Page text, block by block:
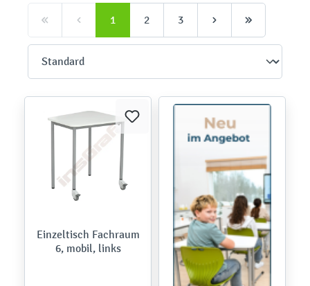
1 2 3
Einzeltisch Fachraum
6, mobil, links